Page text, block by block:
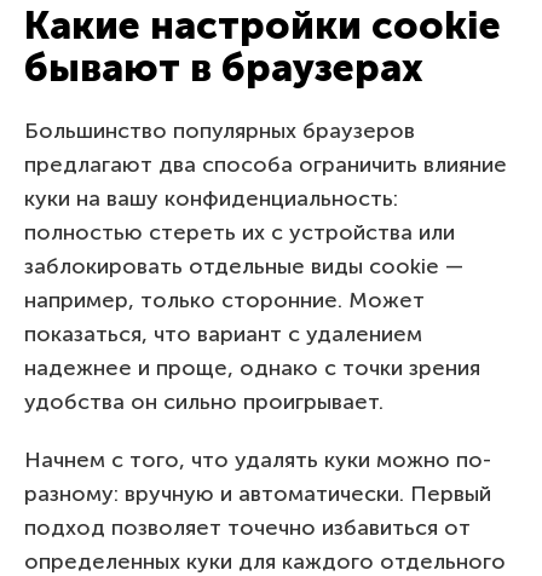
Какие настройки cookie
бывают в браузерах
Большинство популярных браузеров
предлагают два способа ограничить влияние
куки на вашу конфиденциальность:
полностью стереть их с устройства или
заблокировать отдельные виды cookie —
например, только сторонние. Может
показаться, что вариант с удалением
надежнее и проще, однако с точки зрения
удобства он сильно проигрывает.
Начнем с того, что удалять куки можно по-
разному: вручную и автоматически. Первый
подход позволяет точечно избавиться от
определенных куки для каждого отдельного